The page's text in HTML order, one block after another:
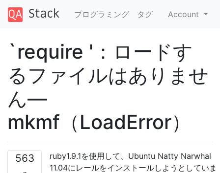
プログラミング タグ Account
`require '：ロードす
るファイルはありませ
ん—
mkmf（LoadError）
563
ruby1.9.1を使用して、Ubuntu Natty Narwhal
11.04にレールをインストールしようとしていま